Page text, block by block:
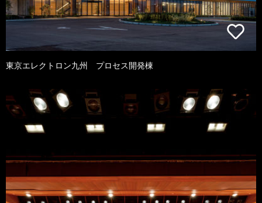
東京エレクトロン九州 プロセス開発棟